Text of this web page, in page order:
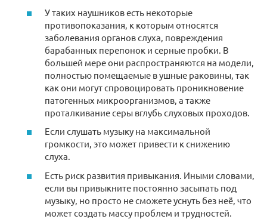
У таких наушников есть некоторые
противопоказания, к которым относятся
заболевания органов слуха, повреждения
барабанных перепонок и серные пробки. В
большей мере они распространяются на модели,
полностью помещаемые в ушные раковины, так
как они могут спровоцировать проникновение
патогенных микроорганизмов, а также
проталкивание серы вглубь слуховых проходов.
Если слушать музыку на максимальной
громкости, это может привести к снижению
слуха.
Есть риск развития привыкания. Иными словами,
если вы привыкните постоянно засыпать под
музыку, но просто не сможете уснуть без неё, что
может создать массу проблем и трудностей.